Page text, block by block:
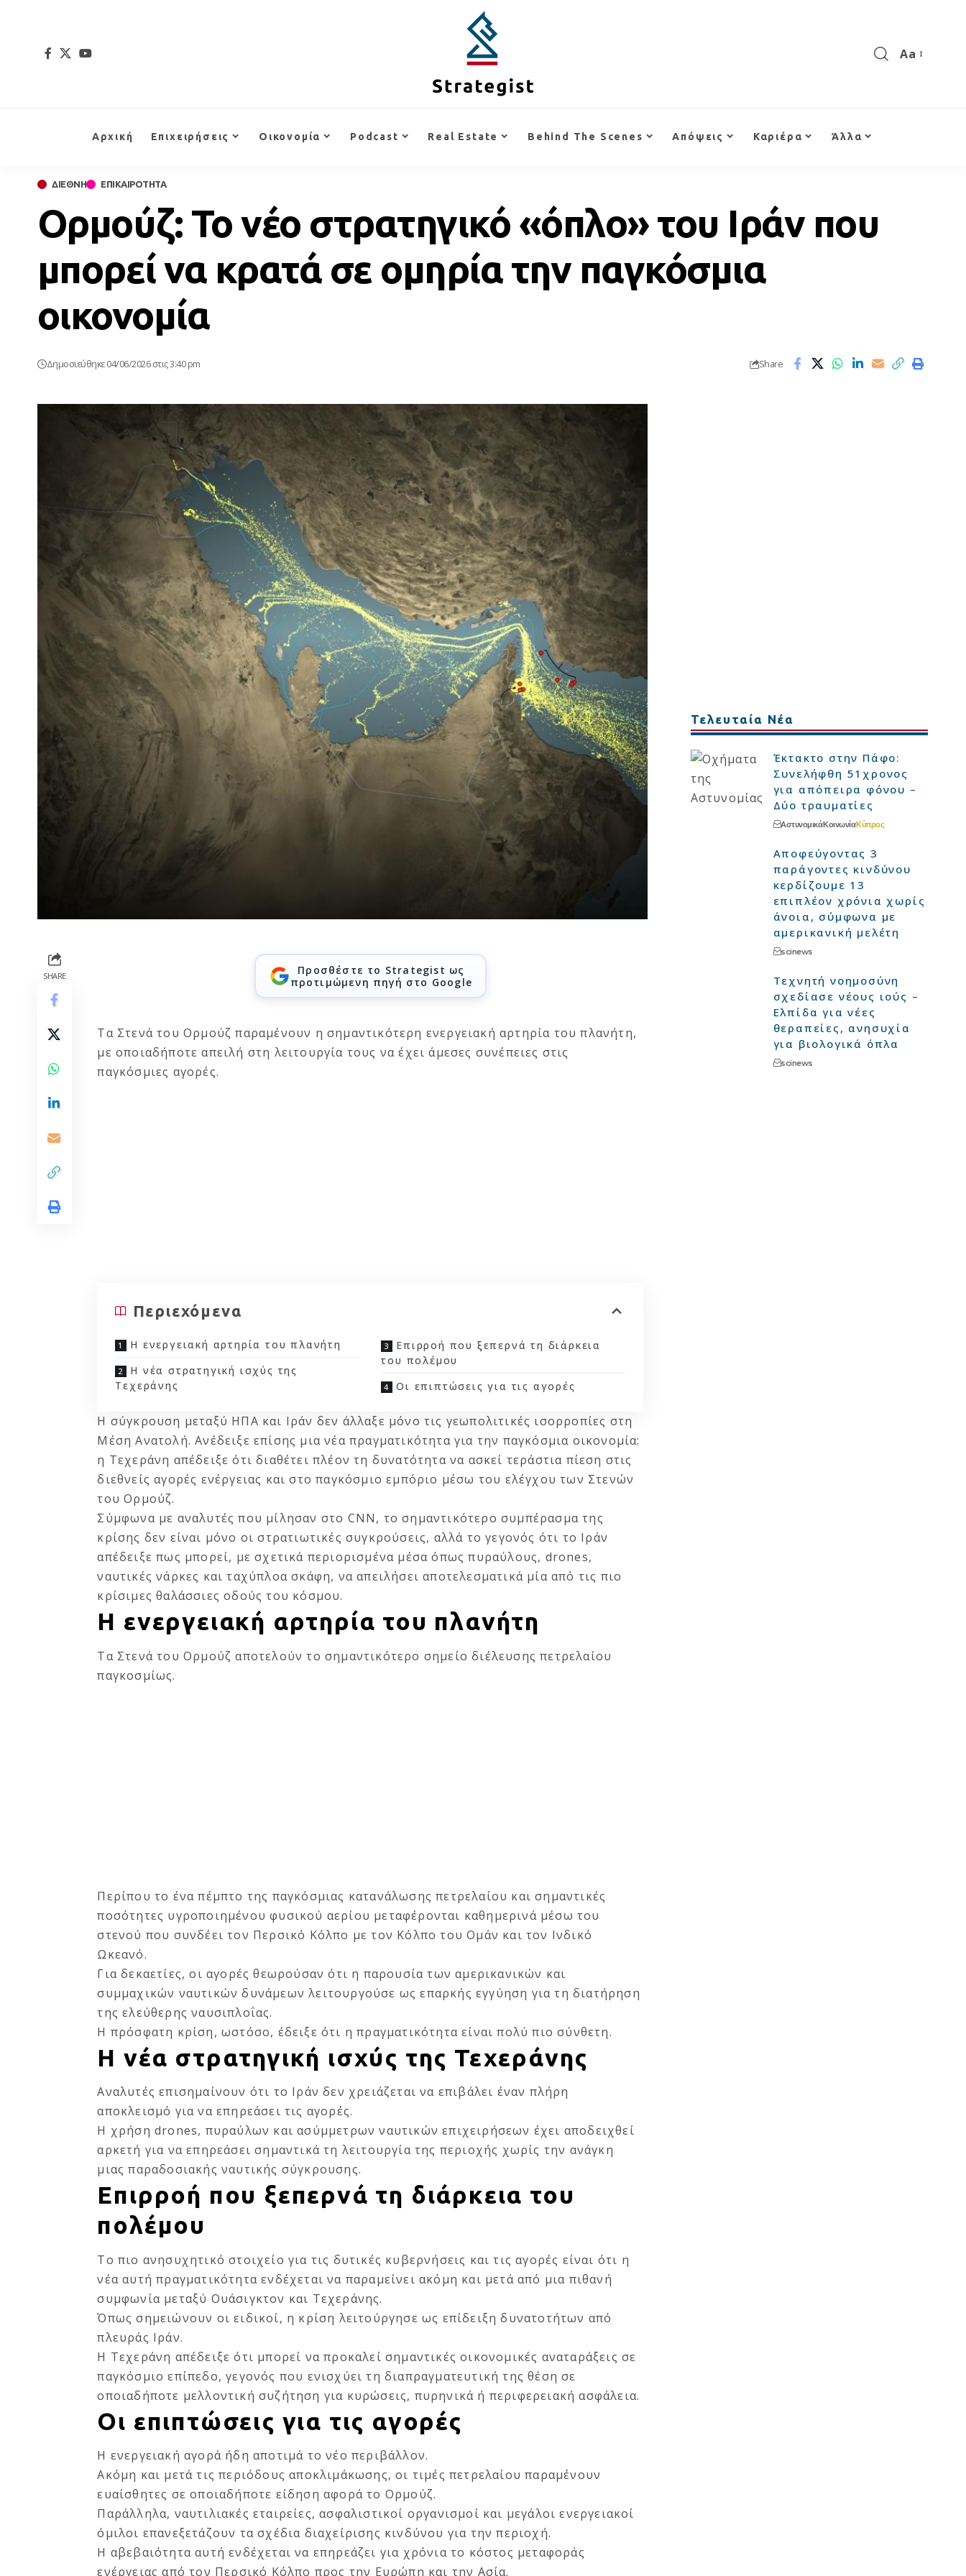
Aa
Αρχική Επιχειρήσεις Οικονομία Podcast Real Estate Behind The Scenes Απόψεις Καριέρα Άλλα
ΔΙΕΘΝΗ ΕΠΙΚΑΙΡΟΤΗΤΑ
Ορμούζ: Το νέο στρατηγικό «όπλο» του Ιράν που
μπορεί να κρατά σε ομηρία την παγκόσμια
οικονομία
Δημοσιεύθηκε 04/06/2026 στις 3:40 pm Share
SHARE
Προσθέστε το Strategist ως
προτιμώμενη πηγή στο Google
Τα Στενά του Ορμούζ παραμένουν η σημαντικότερη ενεργειακή αρτηρία του πλανήτη,
με οποιαδήποτε απειλή στη λειτουργία τους να έχει άμεσες συνέπειες στις
παγκόσμιες αγορές.
Περιεχόμενα
Η ενεργειακή αρτηρία του πλανήτη
Η νέα στρατηγική ισχύς της
Τεχεράνης
Επιρροή που ξεπερνά τη διάρκεια
του πολέμου
Οι επιπτώσεις για τις αγορές
Η σύγκρουση μεταξύ ΗΠΑ και Ιράν δεν άλλαξε μόνο τις γεωπολιτικές ισορροπίες στη
Μέση Ανατολή. Ανέδειξε επίσης μια νέα πραγματικότητα για την παγκόσμια οικονομία:
η Τεχεράνη απέδειξε ότι διαθέτει πλέον τη δυνατότητα να ασκεί τεράστια πίεση στις
διεθνείς αγορές ενέργειας και στο παγκόσμιο εμπόριο μέσω του ελέγχου των Στενών
του Ορμούζ.
Σύμφωνα με αναλυτές που μίλησαν στο CNN, το σημαντικότερο συμπέρασμα της
κρίσης δεν είναι μόνο οι στρατιωτικές συγκρούσεις, αλλά το γεγονός ότι το Ιράν
απέδειξε πως μπορεί, με σχετικά περιορισμένα μέσα όπως πυραύλους, drones,
ναυτικές νάρκες και ταχύπλοα σκάφη, να απειλήσει αποτελεσματικά μία από τις πιο
κρίσιμες θαλάσσιες οδούς του κόσμου.
Η ενεργειακή αρτηρία του πλανήτη
Τα Στενά του Ορμούζ αποτελούν το σημαντικότερο σημείο διέλευσης πετρελαίου
παγκοσμίως.
Περίπου το ένα πέμπτο της παγκόσμιας κατανάλωσης πετρελαίου και σημαντικές
ποσότητες υγροποιημένου φυσικού αερίου μεταφέρονται καθημερινά μέσω του
στενού που συνδέει τον Περσικό Κόλπο με τον Κόλπο του Ομάν και τον Ινδικό
Ωκεανό.
Για δεκαετίες, οι αγορές θεωρούσαν ότι η παρουσία των αμερικανικών και
συμμαχικών ναυτικών δυνάμεων λειτουργούσε ως επαρκής εγγύηση για τη διατήρηση
της ελεύθερης ναυσιπλοΐας.
Η πρόσφατη κρίση, ωστόσο, έδειξε ότι η πραγματικότητα είναι πολύ πιο σύνθετη.
Η νέα στρατηγική ισχύς της Τεχεράνης
Αναλυτές επισημαίνουν ότι το Ιράν δεν χρειάζεται να επιβάλει έναν πλήρη
αποκλεισμό για να επηρεάσει τις αγορές.
Η χρήση drones, πυραύλων και ασύμμετρων ναυτικών επιχειρήσεων έχει αποδειχθεί
αρκετή για να επηρεάσει σημαντικά τη λειτουργία της περιοχής χωρίς την ανάγκη
μιας παραδοσιακής ναυτικής σύγκρουσης.
Επιρροή που ξεπερνά τη διάρκεια του
πολέμου
Το πιο ανησυχητικό στοιχείο για τις δυτικές κυβερνήσεις και τις αγορές είναι ότι η
νέα αυτή πραγματικότητα ενδέχεται να παραμείνει ακόμη και μετά από μια πιθανή
συμφωνία μεταξύ Ουάσιγκτον και Τεχεράνης.
Όπως σημειώνουν οι ειδικοί, η κρίση λειτούργησε ως επίδειξη δυνατοτήτων από
πλευράς Ιράν.
Η Τεχεράνη απέδειξε ότι μπορεί να προκαλεί σημαντικές οικονομικές αναταράξεις σε
παγκόσμιο επίπεδο, γεγονός που ενισχύει τη διαπραγματευτική της θέση σε
οποιαδήποτε μελλοντική συζήτηση για κυρώσεις, πυρηνικά ή περιφερειακή ασφάλεια.
Οι επιπτώσεις για τις αγορές
Η ενεργειακή αγορά ήδη αποτιμά το νέο περιβάλλον.
Ακόμη και μετά τις περιόδους αποκλιμάκωσης, οι τιμές πετρελαίου παραμένουν
ευαίσθητες σε οποιαδήποτε είδηση αφορά το Ορμούζ.
Παράλληλα, ναυτιλιακές εταιρείες, ασφαλιστικοί οργανισμοί και μεγάλοι ενεργειακοί
όμιλοι επανεξετάζουν τα σχέδια διαχείρισης κινδύνου για την περιοχή.
Η αβεβαιότητα αυτή ενδέχεται να επηρεάζει για χρόνια το κόστος μεταφοράς
ενέργειας από τον Περσικό Κόλπο προς την Ευρώπη και την Ασία.
Τελευταία Νέα
Έκτακτο στην Πάφο:
Συνελήφθη 51χρονος
για απόπειρα φόνου –
Δύο τραυματίες
ΑστυνομικάΚοινωνίαΚύπρος
Αποφεύγοντας 3
παράγοντες κινδύνου
κερδίζουμε 13
επιπλέον χρόνια χωρίς
άνοια, σύμφωνα με
αμερικανική μελέτη
scinews
Τεχνητή νοημοσύνη
σχεδίασε νέους ιούς –
Ελπίδα για νέες
θεραπείες, ανησυχία
για βιολογικά όπλα
scinews